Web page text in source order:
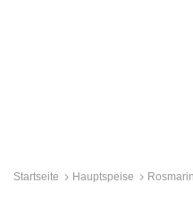
Startseite Hauptspeise